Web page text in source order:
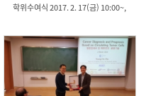
학위수여식 2017. 2. 17(금) 10:00~,